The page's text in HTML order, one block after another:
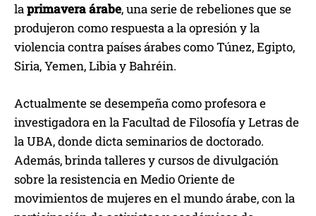
laprimavera árabe, una serie de rebeliones que se
produjeron como respuesta a la opresión y la
violencia contra países árabes como Túnez, Egipto,
Siria, Yemen, Libia y Bahréin.
Actualmente se desempeña como profesora e
investigadora en la Facultad de Filosofía y Letras de
la UBA, donde dicta seminarios de doctorado.
Además, brinda talleres y cursos de divulgación
sobre la resistencia en Medio Oriente de
movimientos de mujeres en el mundo árabe, con la